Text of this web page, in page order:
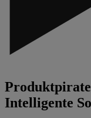
Intelligente